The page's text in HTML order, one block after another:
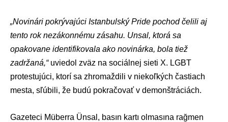
„Novinári pokrývajúci Istanbulský Pride pochod čelili aj
tento rok nezákonnému zásahu. Unsal, ktorá sa
opakovane identifikovala ako novinárka, bola tiež
zadržaná,“uviedol zväz na sociálnej sieti X. LGBT
protestujúci, ktorí sa zhromaždili v niekoľkých častiach
mesta, sľúbili, že budú pokračovať v demonštráciách.
Gazeteci Müberra Ünsal, basın kartı olmasına rağmen